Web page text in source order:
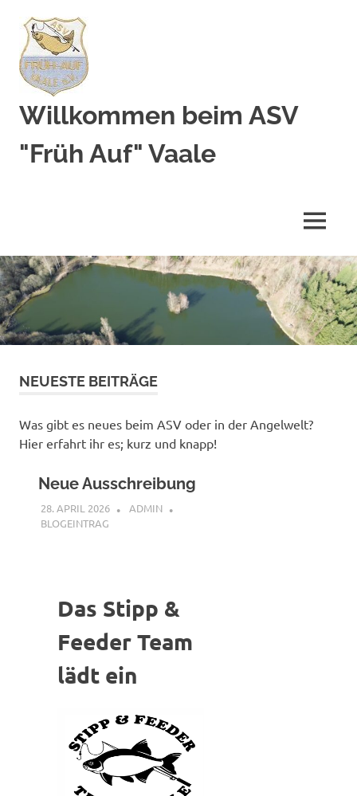
Inhalt
springen
Willkommen beim ASV
"Früh Auf" Vaale
MENÜ
NEUESTE BEITRÄGE
Was gibt es neues beim ASV oder in der Angelwelt?
Hier erfahrt ihr es; kurz und knapp!
Neue Ausschreibung
28. APRIL 2026
ADMIN
BLOGEINTRAG
Das Stipp &
Feeder Team
lädt ein